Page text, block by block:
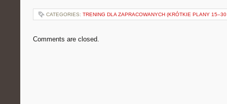
CATEGORIES: TRENING DLA ZAPRACOWANYCH (KRÓTKIE PLANY
Comments are closed.